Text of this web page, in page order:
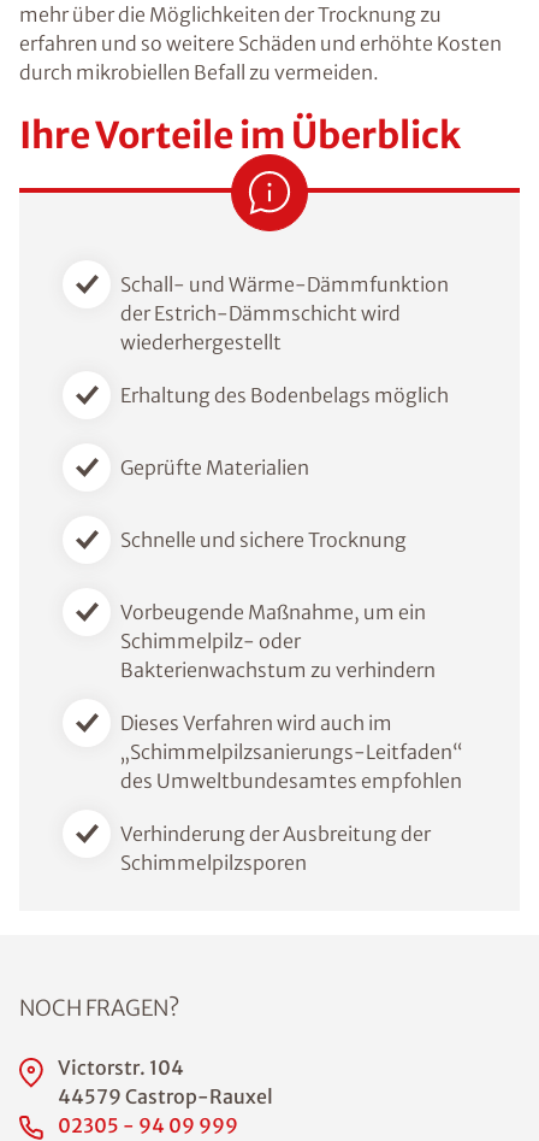
mehr über die Möglichkeiten der Trocknung zu
erfahren und so weitere Schäden und erhöhte Kosten
durch mikrobiellen Befall zu vermeiden.
Ihre Vorteile im Überblick
Schall- und Wärme-Dämmfunktion
der Estrich-Dämmschicht wird
wiederhergestellt
Erhaltung des Bodenbelags möglich
Geprüfte Materialien
Schnelle und sichere Trocknung
Vorbeugende Maßnahme, um ein
Schimmelpilz- oder
Bakterienwachstum zu verhindern
Dieses Verfahren wird auch im
„Schimmelpilzsanierungs-Leitfaden“
des Umweltbundesamtes empfohlen
Verhinderung der Ausbreitung der
Schimmelpilzsporen
NOCH FRAGEN?
Victorstr. 104
44579 Castrop-Rauxel
02305 - 94 09 999